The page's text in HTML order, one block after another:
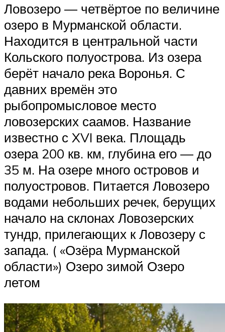
Ловозеро — четвёртое по величине
озеро в Мурманской области.
Находится в центральной части
Кольского полуострова. Из озера
берёт начало река Воронья. С
давних времён это
рыбопромысловое место
ловозерских саамов. Название
известно с XVI века. Площадь
озера 200 кв. км, глубина его — до
35 м. На озере много островов и
полуостровов. Питается Ловозеро
водами небольших речек, берущих
начало на склонах Ловозерских
тундр, прилегающих к Ловозеру с
запада. ( «Озёра Мурманской
области») Озеро зимой Озеро
летом